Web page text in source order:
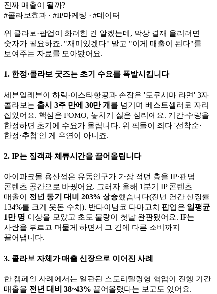
진짜 매출이 될까?
#콜라보효과 · #IP마케팅 · #데이터
위 콜라보·팝업이 화려한 건 알겠는데, 막상 결재 올리려면
숫자가 필요하죠. "재미있겠다" 말고 "이게 매출이 된다"를
보여주는 자료를 모아봤어요.
1. 한정·콜라보 굿즈는 초기 수요를 폭발시킵니다
세븐일레븐이 하림·이스타항공과 손잡은 '도쿠시마 라면' 3자
콜라보는 출시 3주 만에 30만 개 를 넘기며 베스트셀러로 자리
잡았어요. 핵심은 FOMO, 놓치기 싫은 심리예요. 기간·수량을
한정하면 초기에 수요가 몰립니다. 위 픽들이 죄다 '선착순·
한정·추첨'인 게 우연이 아니죠.
2. IP는 집객과 체류시간을 끌어올립니다
아이파크몰 용산점은 유동인구가 가장 적던 층을 IP·팬덤
콘텐츠 공간으로 바꿨어요. 그러자 올해 1분기 IP 콘텐츠
매출이 전년 동기 대비 203% 상승했습니다(전년 연간 신장률
134%를 크게 웃돈 수치). 반다이남코 다마고치 팝업은 일평균
1만 명 이상을 모았고 초도 물량이 첫날 완판됐어요. IP는
사람을 부르고 머물게 하면서 그 김에 다른 소비까지
끌어냅니다.
3. 콜라보 자체가 매출 신장으로 이어진 사례
한 캠페인 사례에서는 일관된 스토리텔링형 협업이 진행 기간
매출을 전년 대비 38~43% 끌어올렸다는 보고도 있어요.